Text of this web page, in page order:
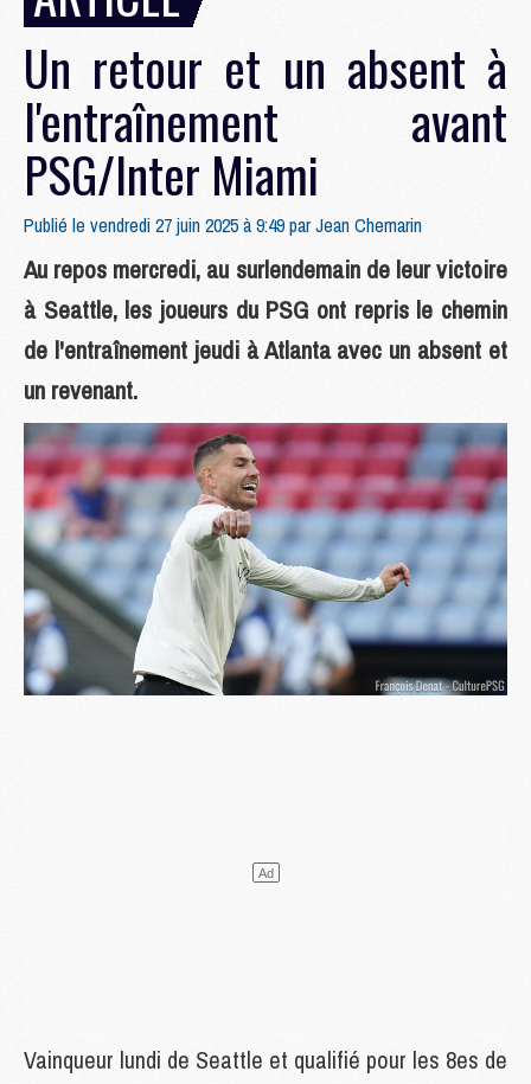
Un retour et un absent à
l'entraînement avant
PSG/Inter Miami
Publié le vendredi 27 juin 2025 à 9:49 parJean Chemarin
Au repos mercredi, au surlendemain de leur victoire
à Seattle, les joueurs du PSG ont repris le chemin
de l'entraînement jeudi à Atlanta avec un absent et
un revenant.
Vainqueur lundi de Seattle et qualifié pour les 8es de